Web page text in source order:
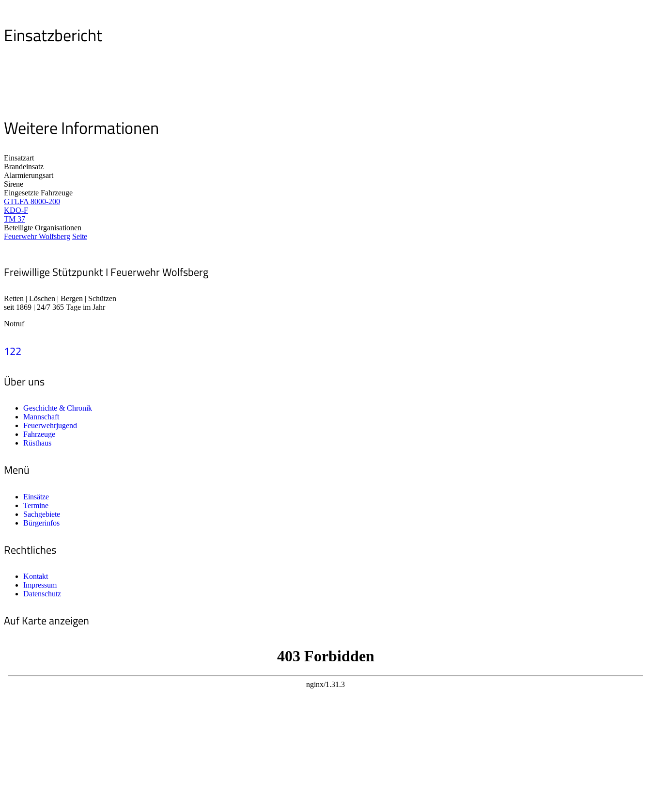
Einsatzbericht
Weitere Informationen
Einsatzart
Brandeinsatz
Alarmierungsart
Sirene
Eingesetzte Fahrzeuge
GTLFA 8000-200
KDO-F
TM 37
Beteiligte Organisationen
Feuerwehr Wolfsberg Seite
Freiwillige Stützpunkt I Feuerwehr Wolfsberg
Retten | Löschen | Bergen | Schützen
seit 1869 | 24/7 365 Tage im Jahr
Notruf
122
Über uns
Geschichte & Chronik
Mannschaft
Feuerwehrjugend
Fahrzeuge
Rüsthaus
Menü
Einsätze
Termine
Sachgebiete
Bürgerinfos
Rechtliches
Kontakt
Impressum
Datenschutz
Auf Karte anzeigen